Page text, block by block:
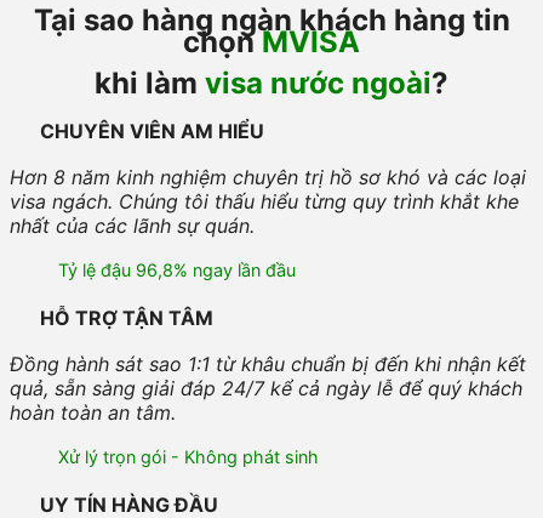
Tại sao hàng ngàn khách hàng tin
chọnMVISA
khi làm visa nước ngoài?
CHUYÊN VIÊN AM HIỂU
Hơn 8 năm kinh nghiệm chuyên trị hồ sơ khó và các loại
visa ngách. Chúng tôi thấu hiểu từng quy trình khắt khe
nhất của các lãnh sự quán.
Tỷ lệ đậu 96,8% ngay lần đầu
HỖ TRỢ TẬN TÂM
Đồng hành sát sao 1:1 từ khâu chuẩn bị đến khi nhận kết
quả, sẵn sàng giải đáp 24/7 kể cả ngày lễ để quý khách
hoàn toàn an tâm.
Xử lý trọn gói - Không phát sinh
UY TÍN HÀNG ĐẦU